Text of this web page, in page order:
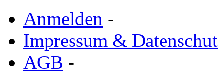
Anmelden -
Impressum &
AGB -